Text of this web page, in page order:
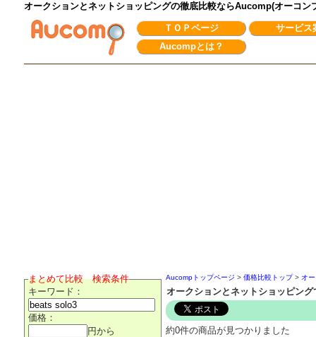
オークションとネットショッピングの徹底比較ならAucomp(オーコ
ＴＯＰページ サービス
Aucompとは？
Aucompトップページ >価格比較トップ> オ
オークションとネットショッピン
約0件の商品が見つかりました
まとめて比較 検索条件
キーワード：
価格：
円から